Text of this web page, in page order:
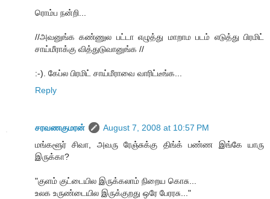
ரொம்ப நன்றி...
//அவனுங்க கண்ணுல பட்டா எழுத்து மாறாம படம் எடுத்து பிரமிட்
சாய்மீராக்கு வித்துடுவானுங்க //
:-). கேப்ல பிரமிட் சாய்மீராவை வாரிட்டீங்க...
Reply
சரவணகுமரன்
August 7, 2008 at 10:57 PM
மங்களூர் சிவா, அவரு ரேஞ்சுக்கு திங்க் பண்ண இங்கே யாரு
இருக்கா?
"குளம் குட்டையில இருக்கலாம் நிறைய கொசு...
உலக உருண்டையில இருக்குறது ஒரே பேரரசு..."